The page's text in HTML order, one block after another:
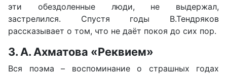
эти обездоленные люди, не выдержал,
застрелился. Спустя годы В.Тендряков
рассказывает о том, что не даёт покоя до сих пор.
3. А. Ахматова «Реквием»
Вся поэма – воспоминание о страшных годах